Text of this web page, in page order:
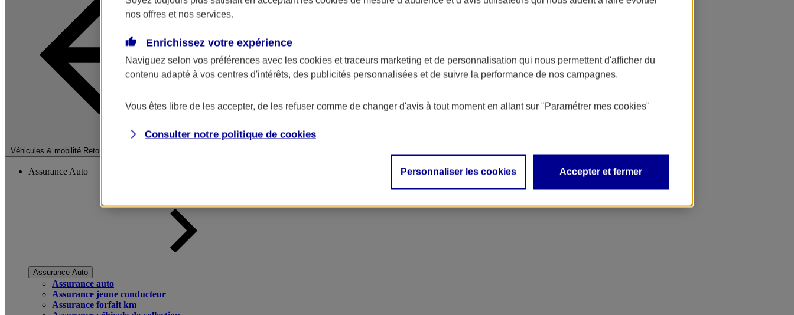
Véhicules & mobilité Retour à la section précédente
Fermer le menu principal
Assurance Auto
Assurance Auto
Assurance auto
Assurance jeune conducteur
Assurance forfait km
nos offres et nos services.
Enrichissez votre expérience
Naviguez selon vos préférences avec les cookies et traceurs marketing et de personnalisation qui nous permettent d'afficher du
contenu adapté à vos centres d'intérêts, des publicités personnalisées et de suivre la performance de nos campagnes.
Vous êtes libre de les accepter, de les refuser comme de changer d'avis à tout moment en allant sur "Paramétrer mes cookies"
Consulter notre politique de cookies
Personnaliser les cookies Accepter et fermer